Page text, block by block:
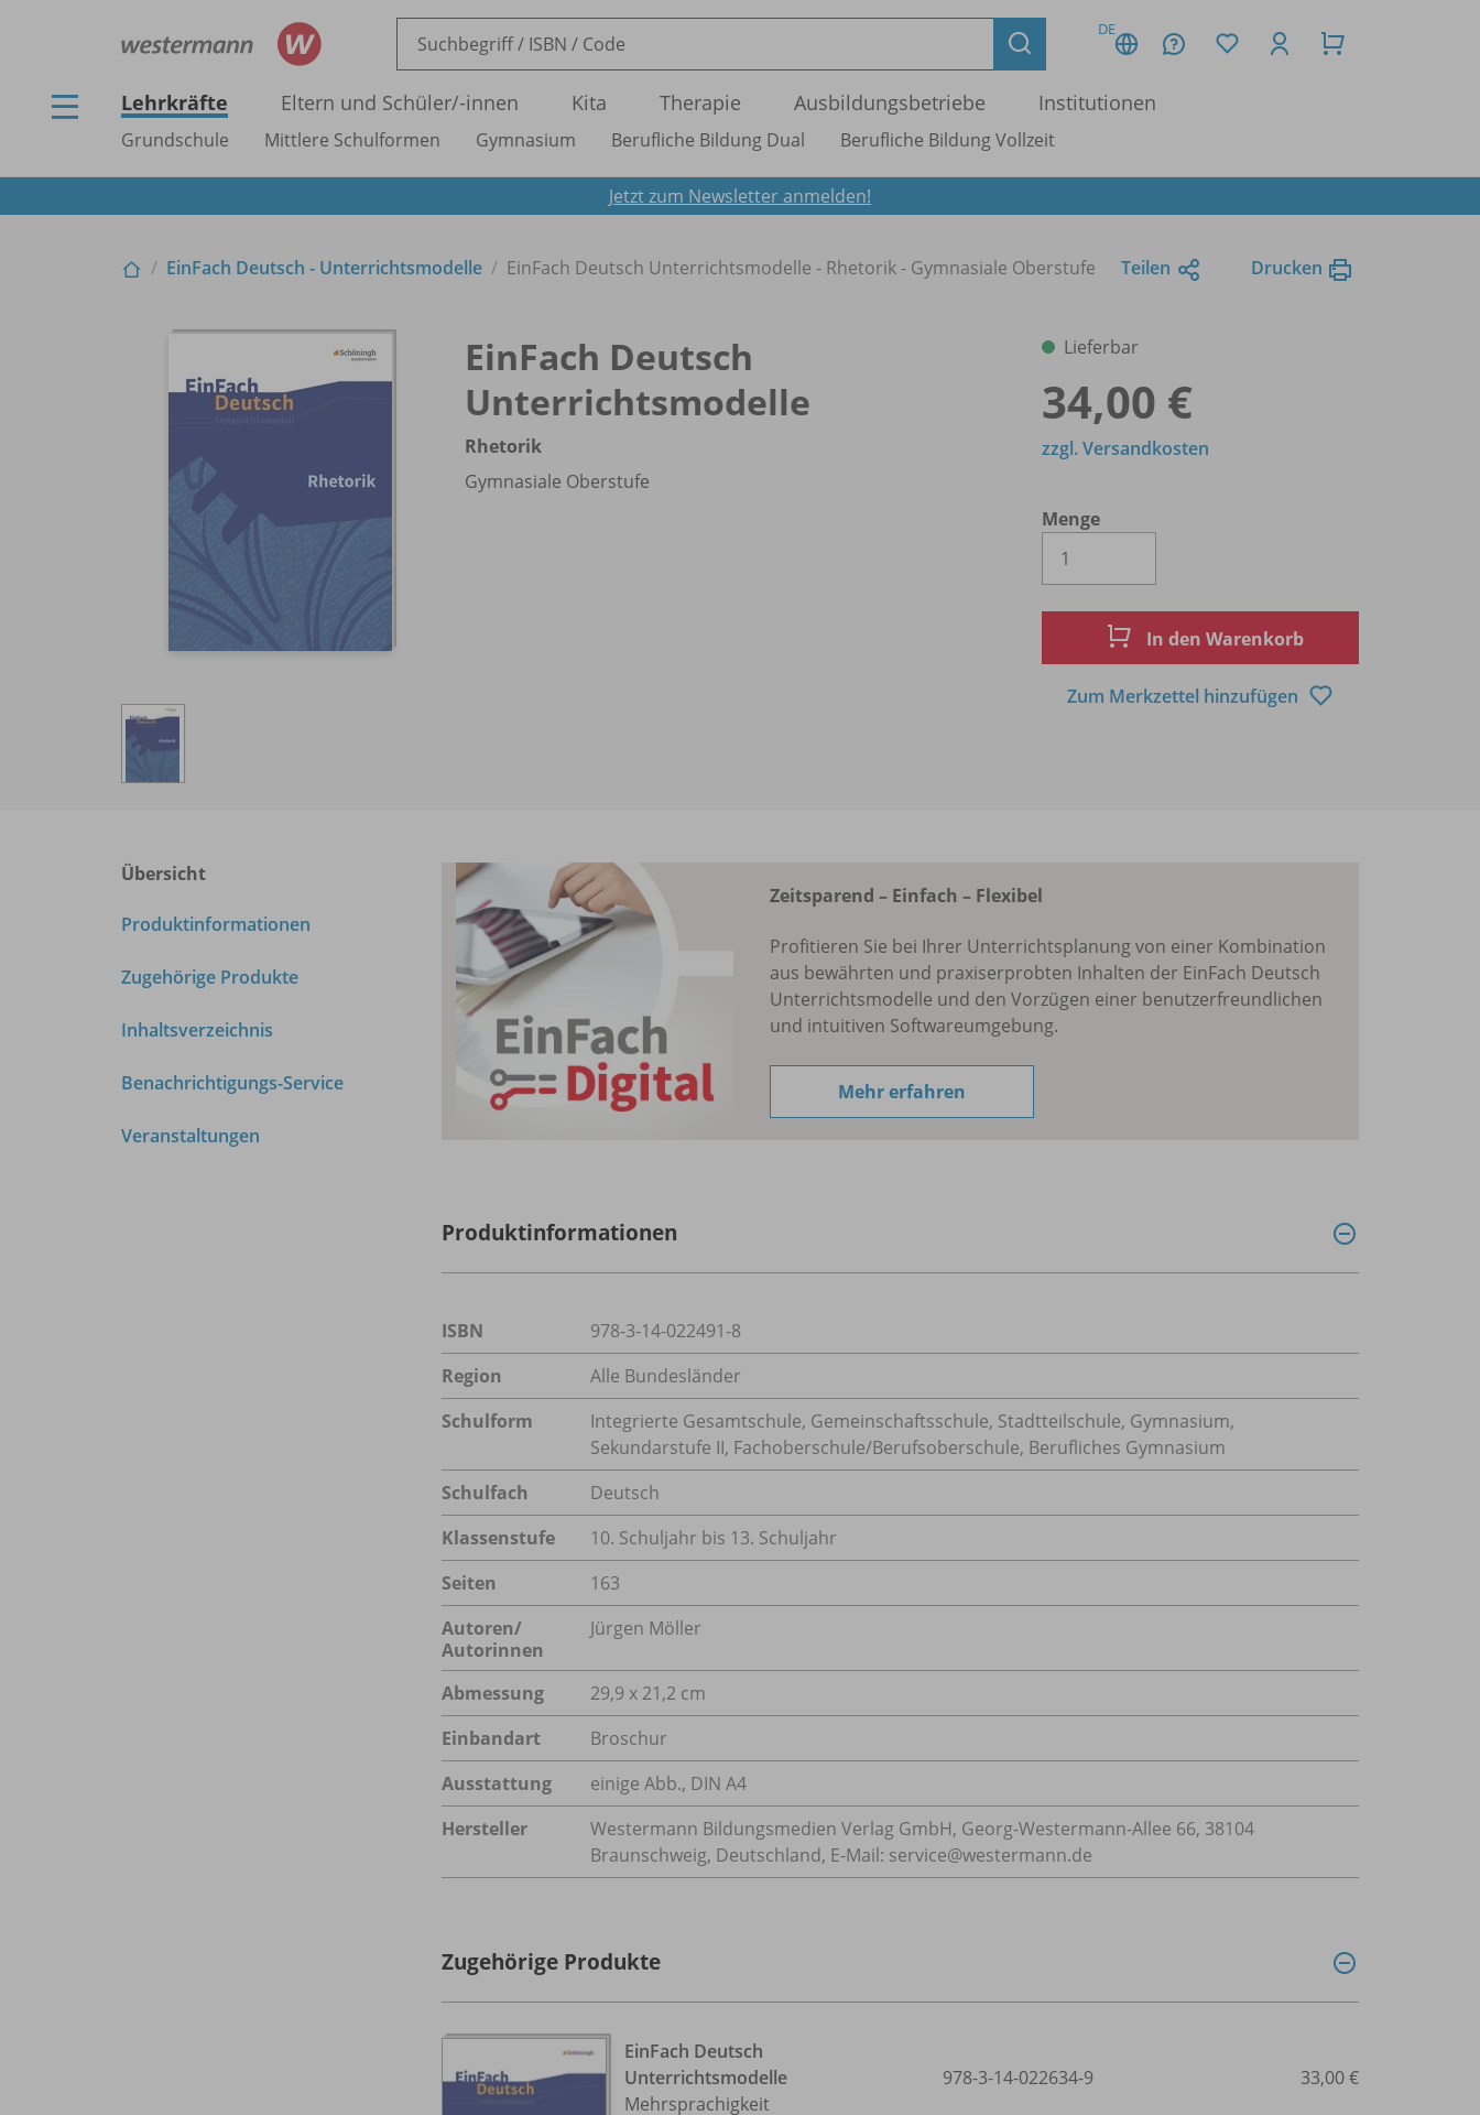
DE
Lehrkräfte Eltern und Schüler/-innen Kita Therapie Ausbildungsbetriebe Institutionen
Grundschule Mittlere Schulformen Gymnasium Berufliche Bildung Dual Berufliche Bildung Vollzeit
Jetzt zum Newsletter anmelden!
EinFach Deutsch - Unterrichtsmodelle EinFach Deutsch Unterrichtsmodelle - Rhetorik - Gymnasiale Oberstufe Teilen Drucken
EinFach Deutsch
Unterrichtsmodelle
Rhetorik
Gymnasiale Oberstufe
Lieferbar
34,00 €
Menge
zzgl. Versandkosten
In den Warenkorb
Zum Merkzettel hinzufügen
Übersicht
Produktinformationen
Zugehörige Produkte
Inhaltsverzeichnis
Benachrichtigungs-Service
Veranstaltungen
Zeitsparend – Einfach – Flexibel
Profitieren Sie bei Ihrer Unterrichtsplanung von einer Kombination
aus bewährten und praxiserprobten Inhalten der EinFach Deutsch
Unterrichtsmodelle und den Vorzügen einer benutzerfreundlichen
und intuitiven Softwareumgebung.
Mehr erfahren
Produktinformationen
ISBN
978-3-14-022491-8
Region
Alle Bundesländer
Schulform
Integrierte Gesamtschule, Gemeinschaftsschule, Stadtteilschule, Gymnasium,
Sekundarstufe II, Fachoberschule/Berufsoberschule, Berufliches Gymnasium
Schulfach
Deutsch
Klassenstufe
10. Schuljahr bis 13. Schuljahr
Seiten
163
Autoren/
Autorinnen
Jürgen Möller
Abmessung
29,9 x 21,2 cm
Einbandart
Broschur
Ausstattung
einige Abb., DIN A4
Hersteller
Westermann Bildungsmedien Verlag GmbH, Georg-Westermann-Allee 66, 38104
Braunschweig, Deutschland, E-Mail: service@westermann.de
Zugehörige Produkte
EinFach Deutsch
Unterrichtsmodelle
Mehrsprachigkeit
978-3-14-022634-9 33,00 €